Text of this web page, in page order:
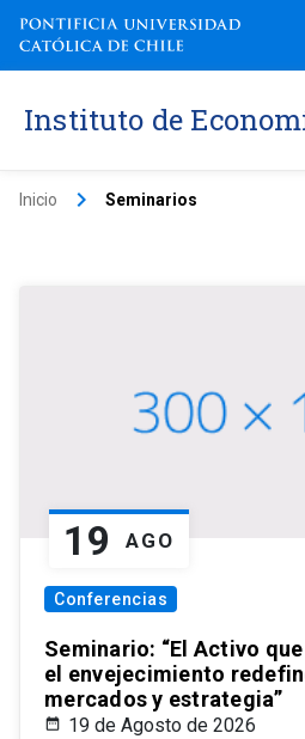
Instituto de
Inicio keyboard_arrow_right Seminarios
19 AGO
Conferencias
Seminario: “El Activo
el envejecimiento
mercados y estrategia”
19 de Agosto de 2026